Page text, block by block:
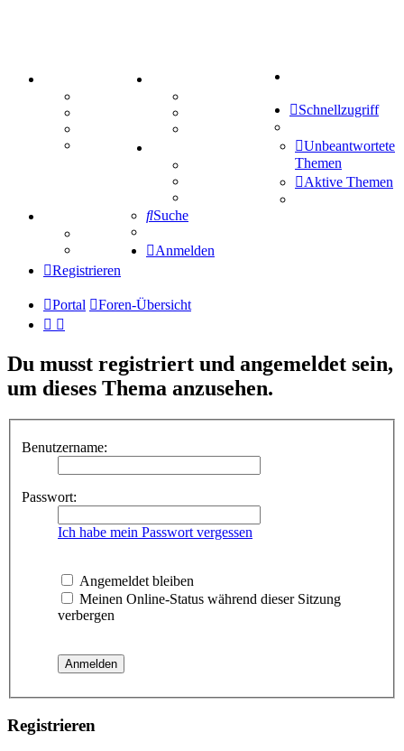
Mastodon
Treffenübersicht
Zitatesammlung
Schiffe versenken
Tipprunde
Comunio
Schnellzugriff
Unbeantwortete
Themen
Aktive Themen
Suche
Anmelden
Registrieren
Portal Foren-Übersicht
Du musst registriert und angemeldet sein,
um dieses Thema anzusehen.
Benutzername:
Passwort:
Ich habe mein Passwort vergessen
Angemeldet bleiben
Meinen Online-Status während dieser Sitzung
verbergen
Registrieren